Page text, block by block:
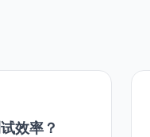
效率？